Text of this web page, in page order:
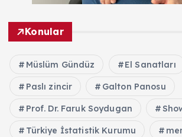
Konular
Müslüm Gündüz El Sanatları
Paslı zincir Galton Panosu
Prof. Dr. Faruk Soydugan
Türkiye İstatistik Kurumu